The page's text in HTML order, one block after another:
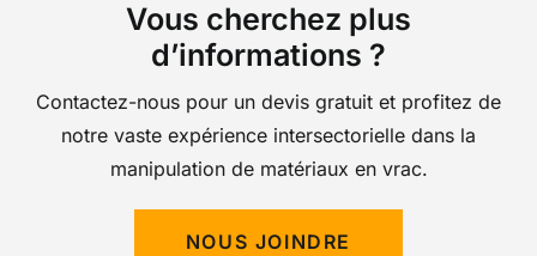
Vous cherchez plus
d’informations ?
Contactez-nous pour un devis gratuit et profitez de
notre vaste expérience intersectorielle dans la
manipulation de matériaux en vrac.
NOUS JOINDRE